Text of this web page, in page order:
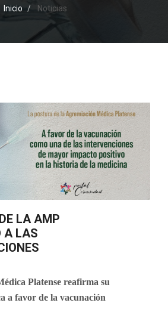
Inicio Noticias
LA AMP
A LAS
Platense reafirma su
a favor de la vacunación